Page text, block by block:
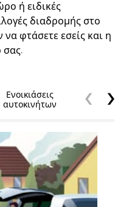
ή ειδικές
διαδρομής στο
φτάσετε εσείς και η
σας.
Ενοικιάσεις
αυτοκινήτων